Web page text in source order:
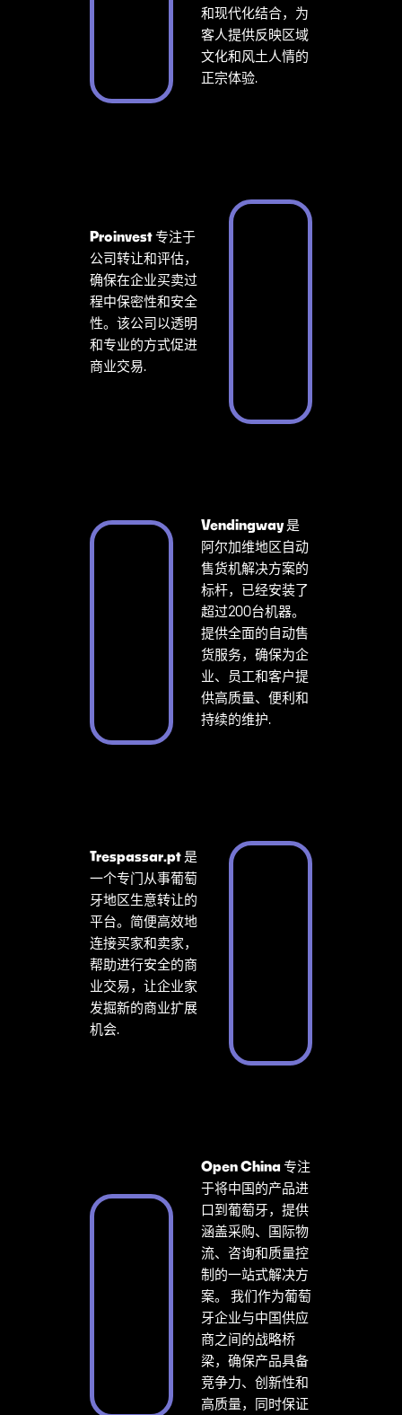
和现代化结合，为
客人提供反映区域
文化和风土人情的
正宗体验.
Proinvest专注于
公司转让和评估，
确保在企业买卖过
程中保密性和安全
性。该公司以透明
和专业的方式促进
商业交易.
Vendingway是
阿尔加维地区自动
售货机解决方案的
标杆，已经安装了
超过200台机器。
提供全面的自动售
货服务，确保为企
业、员工和客户提
供高质量、便利和
持续的维护.
Trespassar.pt是
一个专门从事葡萄
牙地区生意转让的
平台。简便高效地
连接买家和卖家，
帮助进行安全的商
业交易，让企业家
发掘新的商业扩展
机会.
Open China 专注
于将中国的产品进
口到葡萄牙，提供
涵盖采购、国际物
流、咨询和质量控
制的一站式解决方
案。 我们作为葡萄
牙企业与中国供应
商之间的战略桥
梁，确保产品具备
竞争力、创新性和
高质量，同时保证